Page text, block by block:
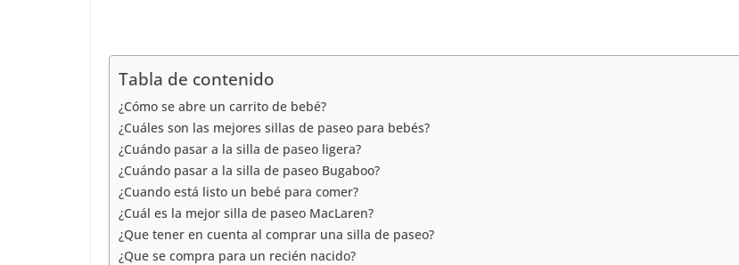
Tabla de contenido
¿Cómo se abre un carrito de bebé?
¿Cuáles son las mejores sillas de paseo para bebés?
¿Cuándo pasar a la silla de paseo ligera?
¿Cuándo pasar a la silla de paseo Bugaboo?
¿Cuando está listo un bebé para comer?
¿Cuál es la mejor silla de paseo MacLaren?
¿Que tener en cuenta al comprar una silla de paseo?
¿Que se compra para un recién nacido?